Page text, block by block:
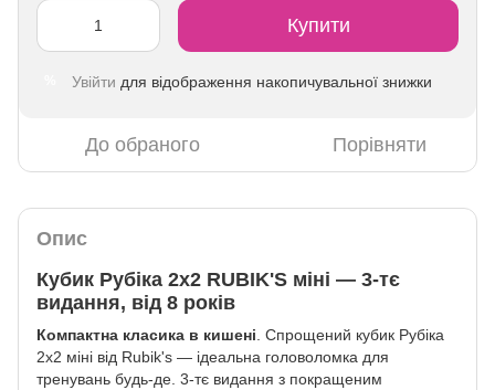
Купити
Увійти для відображення накопичувальної знижки
До обраного Порівняти
Опис
Кубик Рубіка 2х2 RUBIK'S міні — 3-тє
видання, від 8 років
Компактна класика в кишені . Спрощений кубик Рубіка
2х2 міні від Rubik's — ідеальна головоломка для
тренувань будь-де. 3-тє видання з покращеним